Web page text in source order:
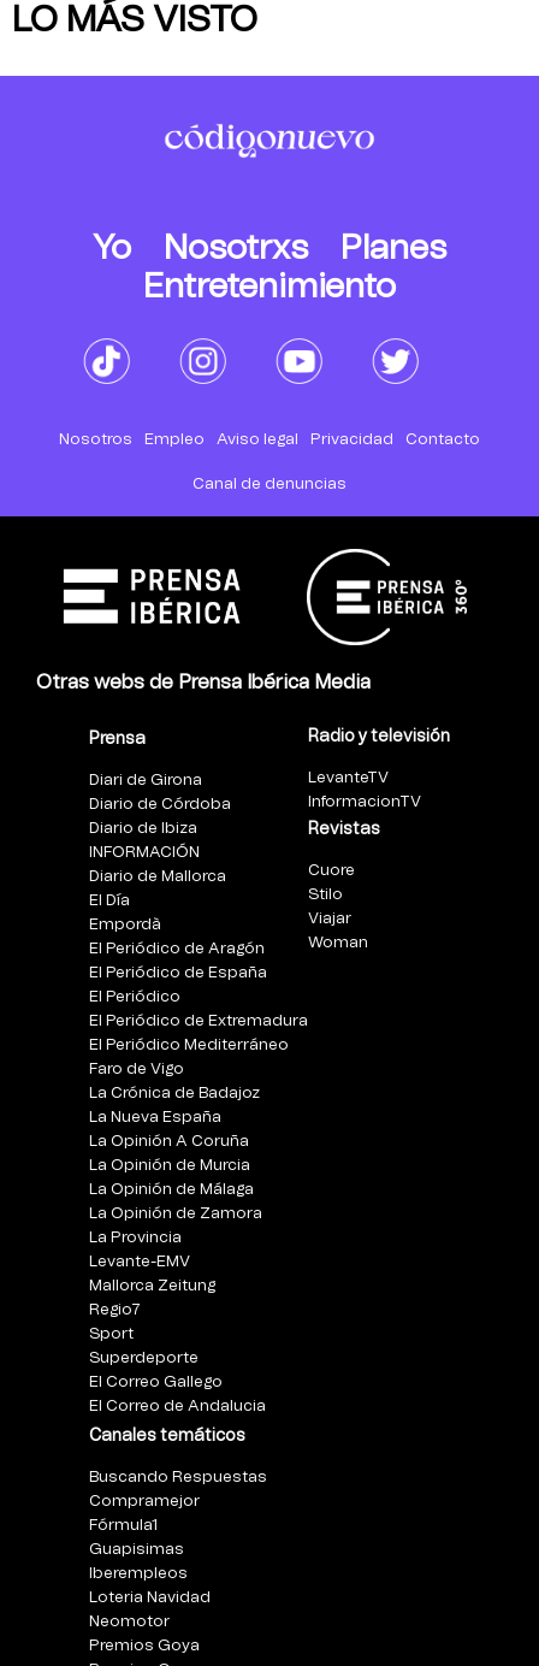
LO MÁS VISTO
Yo Nosotrxs
Planes
Entretenimiento
Nosotros Empleo Aviso legal Privacidad Contacto
Canal de denuncias
Otras webs de Prensa Ibérica Media
Prensa
Diari de Girona
Diario de Córdoba
Diario de Ibiza
INFORMACIÓN
Diario de Mallorca
El Día
Empordà
El Periódico de Aragón
El Periódico de España
El Periódico
El Periódico de Extremadura
El Periódico Mediterráneo
Faro de Vigo
La Crónica de Badajoz
La Nueva España
La Opinión A Coruña
La Opinión de Murcia
La Opinión de Málaga
La Opinión de Zamora
La Provincia
Levante-EMV
Mallorca Zeitung
Regio7
Sport
Superdeporte
El Correo Gallego
El Correo de Andalucia
Canales temáticos
Buscando Respuestas
Compramejor
Fórmula1
Guapisimas
Iberempleos
Loteria Navidad
Neomotor
Premios Goya
Radio y televisión
LevanteTV
InformacionTV
Revistas
Cuore
Stilo
Viajar
Woman